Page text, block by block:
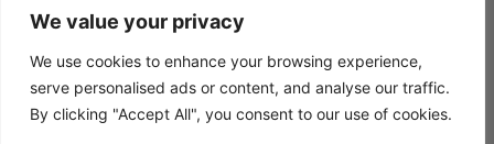
We value your privacy
We use cookies to enhance your browsing experience,
serve personalised ads or content, and analyse our traffic.
By clicking "Accept All", you consent to our use of cookies.
Privacy Policy
Terms And Conditions